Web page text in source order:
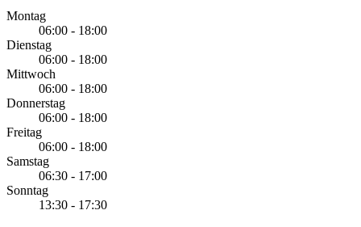
Montag
06:00 - 18:00
Dienstag
06:00 - 18:00
Mittwoch
06:00 - 18:00
Donnerstag
06:00 - 18:00
Freitag
06:00 - 18:00
Samstag
06:30 - 17:00
Sonntag
13:30 - 17:30